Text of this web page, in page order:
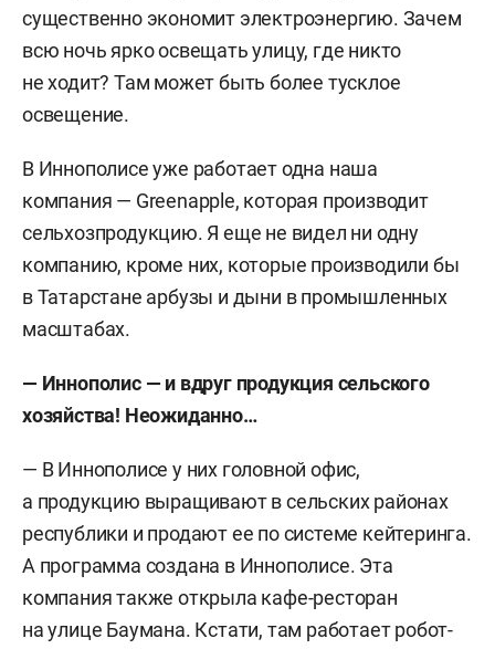
существенно экономит электроэнергию. Зачем
всю ночь ярко освещать улицу, где никто
не ходит? Там может быть более тусклое
освещение.
В Иннополисе уже работает одна наша
компания — Greenapple, которая производит
сельхозпродукцию. Я еще не видел ни одну
компанию, кроме них, которые производили бы
в Татарстане арбузы и дыни в промышленных
масштабах.
— Иннополис — и вдруг продукция сельского
хозяйства! Неожиданно…
— В Иннополисе у них головной офис,
а продукцию выращивают в сельских районах
республики и продают ее по системе кейтеринга.
А программа создана в Иннополисе. Эта
компания также открыла кафе-ресторан
на улице Баумана. Кстати, там работает робот-